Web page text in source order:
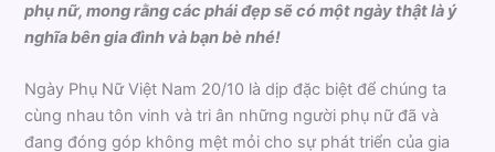
phụ nữ, mong rằng các phái đẹp sẽ có một ngày thật là ý
nghĩa bên gia đình và bạn bè nhé!
Ngày Phụ Nữ Việt Nam 20/10 là dịp đặc biệt để chúng ta
cùng nhau tôn vinh và tri ân những người phụ nữ đã và
đang đóng góp không mệt mỏi cho sự phát triển của gia